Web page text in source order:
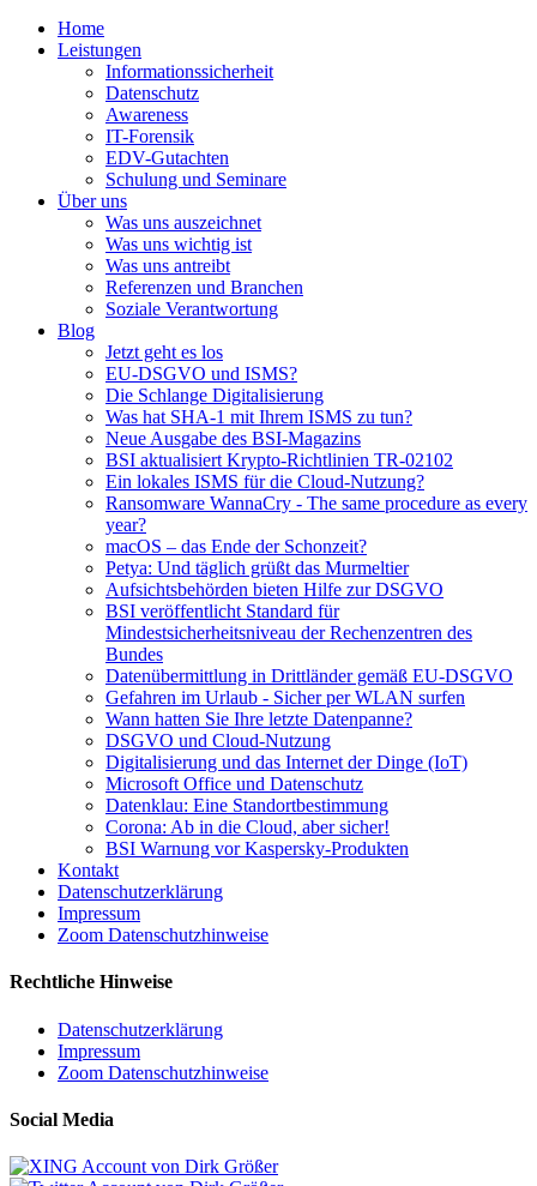
Home
Leistungen
Informationssicherheit
Datenschutz
Awareness
IT-Forensik
EDV-Gutachten
Schulung und Seminare
Über uns
Was uns auszeichnet
Was uns wichtig ist
Was uns antreibt
Referenzen und Branchen
Soziale Verantwortung
Blog
Jetzt geht es los
EU-DSGVO und ISMS?
Die Schlange Digitalisierung
Was hat SHA-1 mit Ihrem ISMS zu tun?
Neue Ausgabe des BSI-Magazins
BSI aktualisiert Krypto-Richtlinien TR-02102
Ein lokales ISMS für die Cloud-Nutzung?
Ransomware WannaCry - The same procedure as every
year?
macOS – das Ende der Schonzeit?
Petya: Und täglich grüßt das Murmeltier
Aufsichtsbehörden bieten Hilfe zur DSGVO
BSI veröffentlicht Standard für
Mindestsicherheitsniveau der Rechenzentren des
Bundes
Datenübermittlung in Drittländer gemäß EU-DSGVO
Gefahren im Urlaub - Sicher per WLAN surfen
Wann hatten Sie Ihre letzte Datenpanne?
DSGVO und Cloud-Nutzung
Digitalisierung und das Internet der Dinge (IoT)
Microsoft Office und Datenschutz
Datenklau: Eine Standortbestimmung
Corona: Ab in die Cloud, aber sicher!
BSI Warnung vor Kaspersky-Produkten
Kontakt
Datenschutzerklärung
Impressum
Zoom Datenschutzhinweise
Rechtliche Hinweise
Datenschutzerklärung
Impressum
Zoom Datenschutzhinweise
Social Media